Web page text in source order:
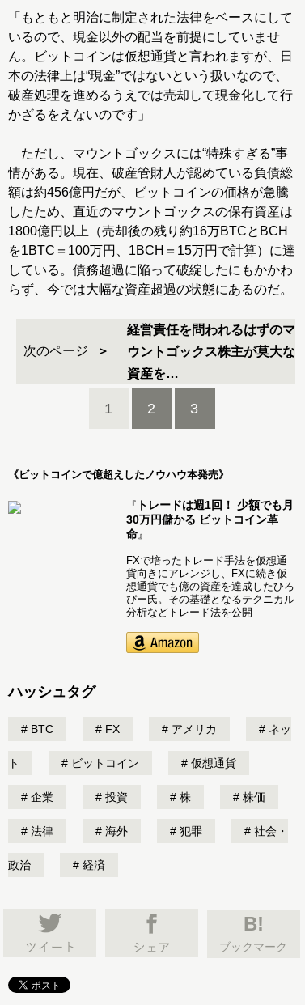
「もともと明治に制定された法律をベースにして
いるので、現金以外の配当を前提にしていませ
ん。ビットコインは仮想通貨と言われますが、日
本の法律上は“現金”ではないという扱いなので、
破産処理を進めるうえでは売却して現金化して行
かざるをえないのです」
ただし、マウントゴックスには“特殊すぎる”事
情がある。現在、破産管財人が認めている負債総
額は約456億円だが、ビットコインの価格が急騰
したため、直近のマウントゴックスの保有資産は
1800億円以上（売却後の残り約16万BTCとBCH
を1BTC＝100万円、1BCH＝15万円で計算）に達
している。債務超過に陥って破綻したにもかかわ
らず、今では大幅な資産超過の状態にあるのだ。
次のページ
経営責任を問われるはずのマ
ウントゴックス株主が莫大な
資産を…
1 2 3
《ビットコインで億超えしたノウハウ本発売》
『 トレードは週1回！ 少額でも月
30万円儲かる ビットコイン革
命』
FXで培ったトレード手法を仮想通
貨向きにアレンジし、FXに続き仮
想通貨でも億の資産を達成したひろ
ぴー氏。その基礎となるテクニカル
分析などトレード法を公開
ハッシュタグ
BTC FX アメリカ ネッ
ト ビットコイン 仮想通貨
企業 投資 株 株価
法律 海外 犯罪 社会・
政治 経済
B!
ブックマーク